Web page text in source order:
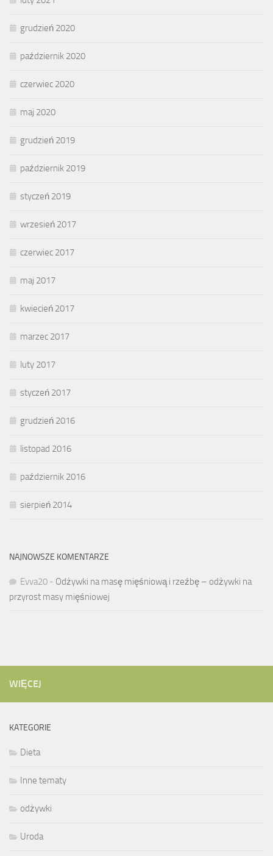
grudzień 2020
październik 2020
czerwiec 2020
maj 2020
grudzień 2019
październik 2019
styczeń 2019
wrzesień 2017
czerwiec 2017
maj 2017
kwiecień 2017
marzec 2017
luty 2017
styczeń 2017
grudzień 2016
listopad 2016
październik 2016
sierpień 2014
NAJNOWSZE KOMENTARZE
Evva20 - Odżywki na masę mięśniową i rzeźbę – odżywki na
przyrost masy mięśniowej
WIĘCEJ
KATEGORIE
Dieta
Inne tematy
odżywki
Uroda